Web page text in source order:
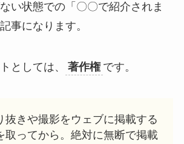
い状態での「〇〇で紹介されま
事になります。
としては、 著作権 です。
抜きや撮影をウェブに掲載する
取ってから。絶対に無断で掲載